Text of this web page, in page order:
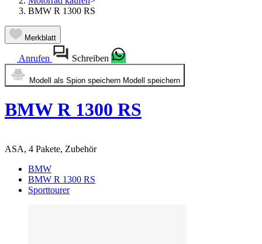
BMW R 1300 RS
Merkblatt
Anrufen Schreiben
Modell als Spion speichern Modell speichern
BMW R 1300 RS
ASA, 4 Pakete, Zubehör
BMW
BMW R 1300 RS
Sporttourer